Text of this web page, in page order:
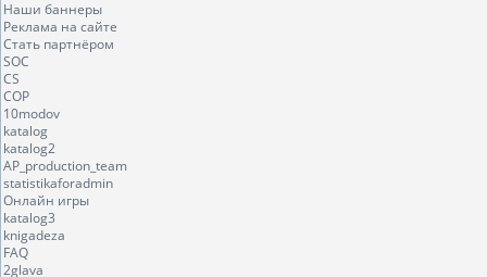
Наши баннеры
Реклама на сайте
Стать партнёром
SOC
CS
COP
10modov
katalog
katalog2
AP_production_team
statistikaforadmin
Онлайн игры
katalog3
knigadeza
FAQ
2glava